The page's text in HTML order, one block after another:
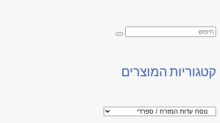
קטגוריות המוצרים